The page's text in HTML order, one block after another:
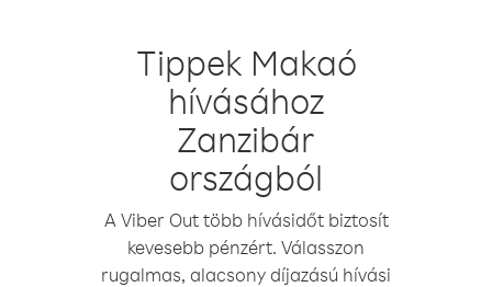
Tippek Makaó
hívásához
Zanzibár
országból
A Viber Out több hívásidőt biztosít
kevesebb pénzért. Válasszon
rugalmas, alacsony díjazású hívási